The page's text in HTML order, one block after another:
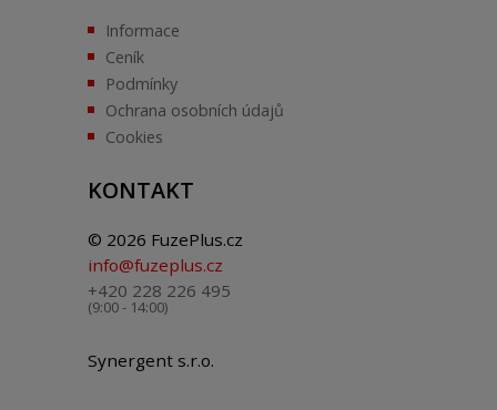
Informace
Ceník
Podmínky
Ochrana osobních údajů
Cookies
KONTAKT
© 2026 FuzePlus.cz
info@fuzeplus.cz
+420 228 226 495
(9:00 - 14:00)
Synergent s.r.o.